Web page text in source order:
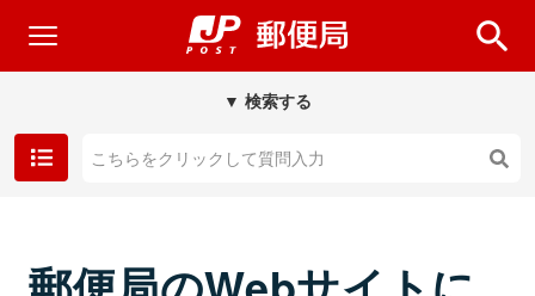
▼ 検索する